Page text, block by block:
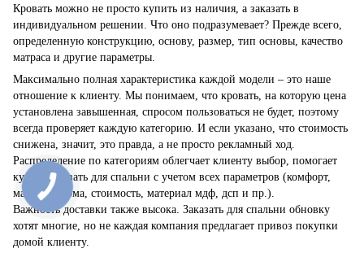
Кровать можно не просто купить из наличия, а заказать в
индивидуальном решении. Что оно подразумевает? Прежде всего,
определенную конструкцию, основу, размер, тип основы, качество
матраса и другие параметры.
Максимально полная характеристика каждой модели – это наше
отношение к клиенту. Мы понимаем, что кровать, на которую цена
установлена завышенная, спросом пользоваться не будет, поэтому
всегда проверяет каждую категорию. И если указано, что стоимость
снижена, значит, это правда, а не просто рекламный ход.
Распределение по категориям облегчает клиенту выбор, помогает
купить кровать для спальни с учетом всех параметров (комфорт,
массив, форма, стоимость, материал мдф, дсп и пр.).
Важность доставки также высока. Заказать для спальни обновку
хотят многие, но не каждая компания предлагает привоз покупки
домой клиенту.